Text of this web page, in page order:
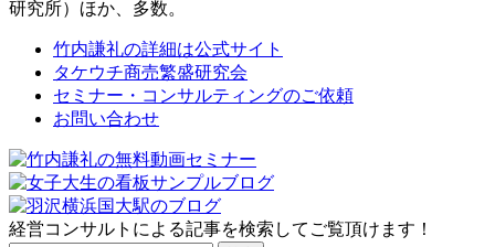
研究所）ほか、多数。
竹内謙礼の詳細は公式サイト
タケウチ商売繁盛研究会
セミナー・コンサルティングのご依頼
お問い合わせ
経営コンサルトによる記事を検索してご覧頂けます！